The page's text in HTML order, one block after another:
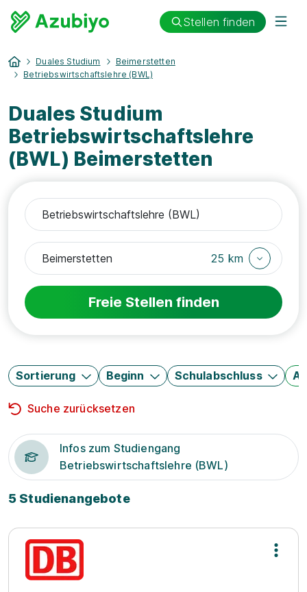
Stellen finden
Duales Studium
Beimerstetten
Betriebswirtschaftslehre (BWL)
Duales Studium
Betriebswirtschaftslehre
(BWL) Beimerstetten
25 km
Freie Stellen finden
Sortierung Beginn Schulabschluss
Suche zurücksetzen
Infos zum Studiengang
Betriebswirtschaftslehre (BWL)
5 Studienangebote